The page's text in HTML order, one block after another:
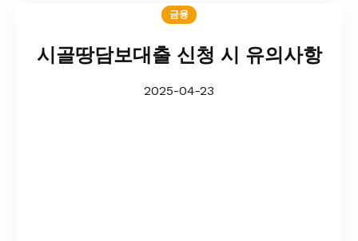
금융
시골땅담보대출 신청 시 유의사항
2025-04-23